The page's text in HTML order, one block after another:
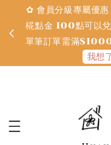
✿ 會員分級專屬優
椛點金 100點可以
單筆訂單需滿$1000
我想